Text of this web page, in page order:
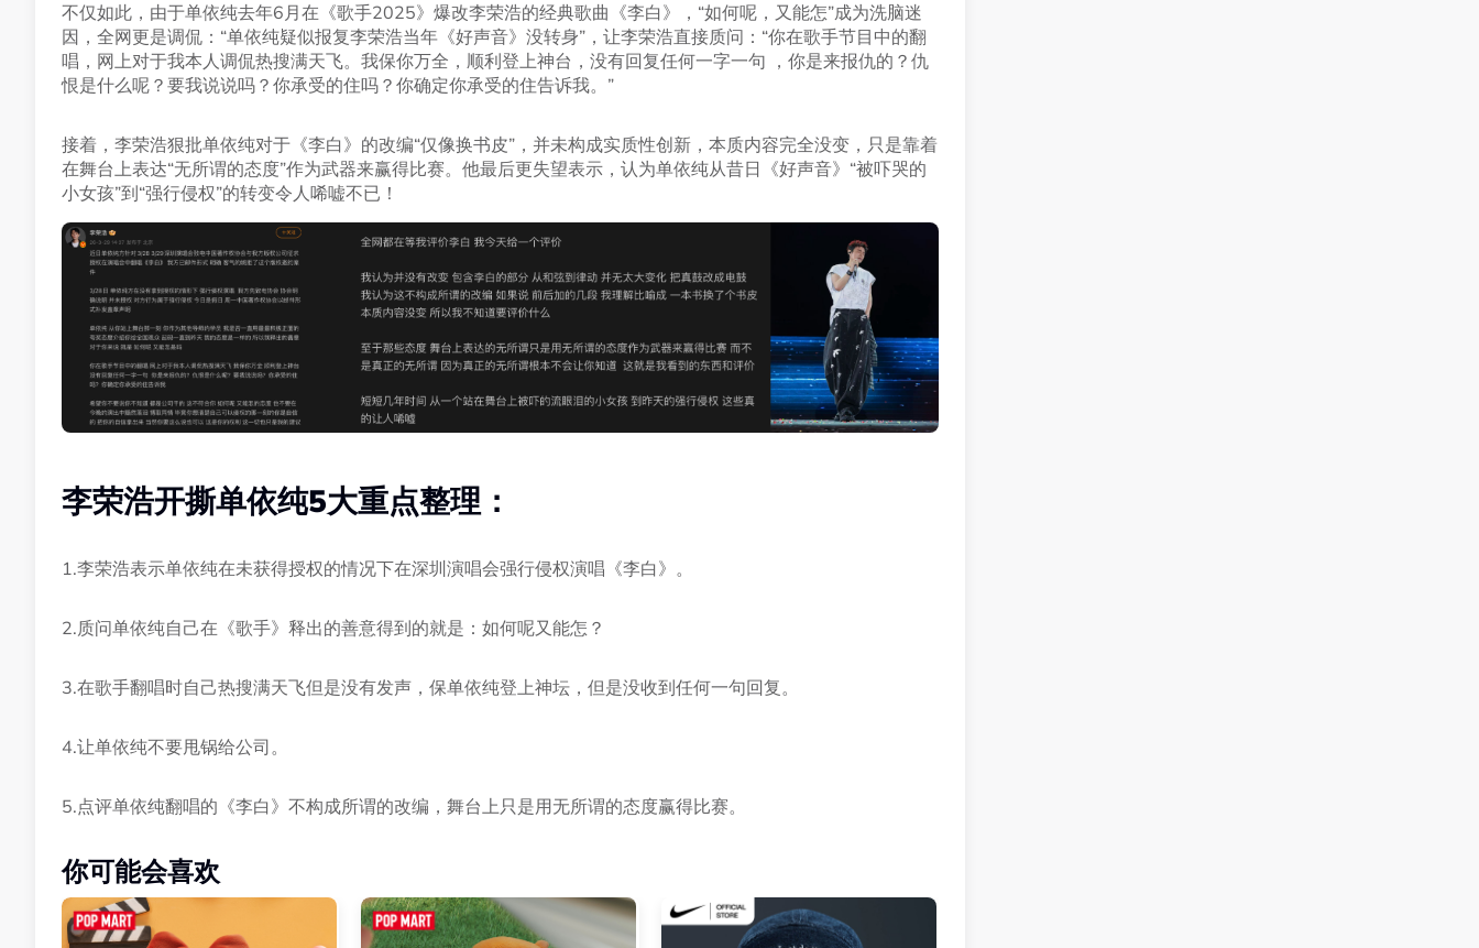
不仅如此，由于单依纯去年6月在《歌手2025》爆改李荣浩的经典歌曲《李白》，“如何呢，又能怎”成为洗脑迷
因，全网更是调侃：“单依纯疑似报复李荣浩当年《好声音》没转身”，让李荣浩直接质问：“你在歌手节目中的翻
唱，网上对于我本人调侃热搜满天飞。我保你万全，顺利登上神台，没有回复任何一字一句 ，你是来报仇的？仇
恨是什么呢？要我说说吗？你承受的住吗？你确定你承受的住告诉我。”
接着，李荣浩狠批单依纯对于《李白》的改编“仅像换书皮”，并未构成实质性创新，本质内容完全没变，只是靠着
在舞台上表达“无所谓的态度”作为武器来赢得比赛。他最后更失望表示，认为单依纯从昔日《好声音》“被吓哭的
小女孩”到“强行侵权”的转变令人唏嘘不已！
李荣浩开撕单依纯5大重点整理：
1.李荣浩表示单依纯在未获得授权的情况下在深圳演唱会强行侵权演唱《李白》。
2.质问单依纯自己在《歌手》释出的善意得到的就是：如何呢又能怎？
3.在歌手翻唱时自己热搜满天飞但是没有发声，保单依纯登上神坛，但是没收到任何一句回复。
4.让单依纯不要甩锅给公司。
5.点评单依纯翻唱的《李白》不构成所谓的改编，舞台上只是用无所谓的态度赢得比赛。
你可能会喜欢